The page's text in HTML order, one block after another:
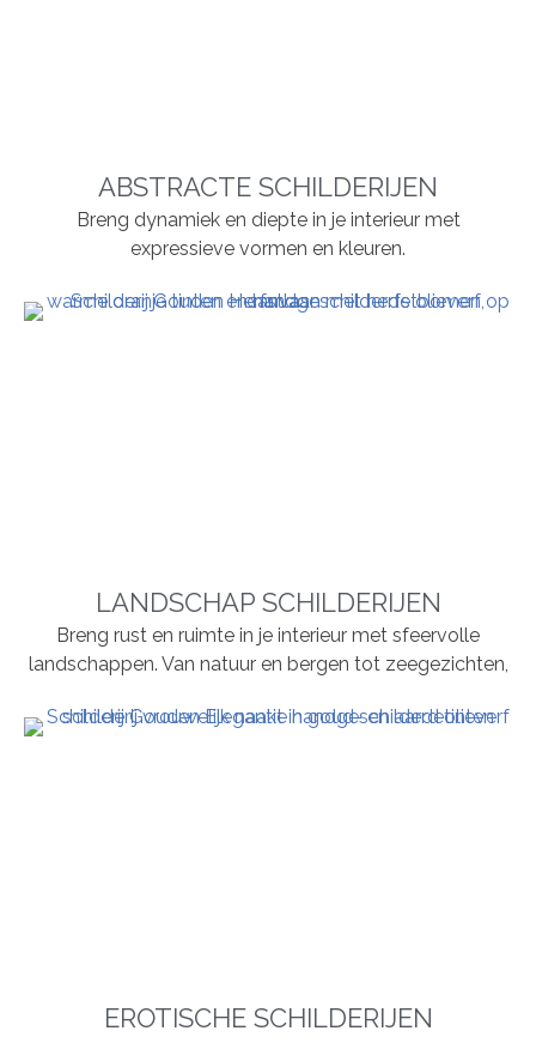
ABSTRACTE SCHILDERIJEN
Breng dynamiek en diepte in je interieur met
expressieve vormen en kleuren.
LANDSCHAP SCHILDERIJEN
Breng rust en ruimte in je interieur met sfeervolle
landschappen. Van natuur en bergen tot zeegezichten,
EROTISCHE SCHILDERIJEN